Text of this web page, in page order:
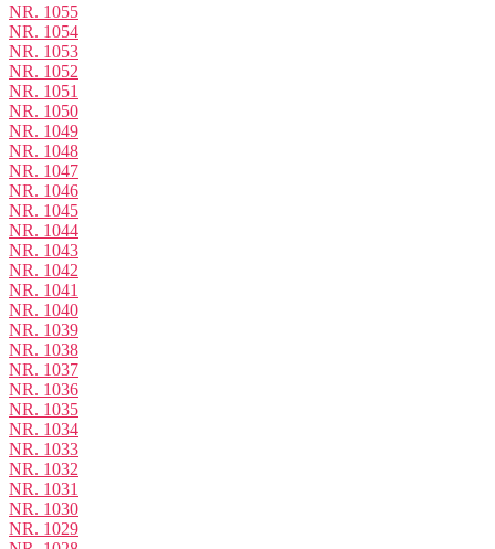
NR. 1055
NR. 1054
NR. 1053
NR. 1052
NR. 1051
NR. 1050
NR. 1049
NR. 1048
NR. 1047
NR. 1046
NR. 1045
NR. 1044
NR. 1043
NR. 1042
NR. 1041
NR. 1040
NR. 1039
NR. 1038
NR. 1037
NR. 1036
NR. 1035
NR. 1034
NR. 1033
NR. 1032
NR. 1031
NR. 1030
NR. 1029